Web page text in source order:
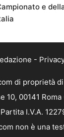
e
-
di proprietà
10, 00141
I.V.A.
non è una